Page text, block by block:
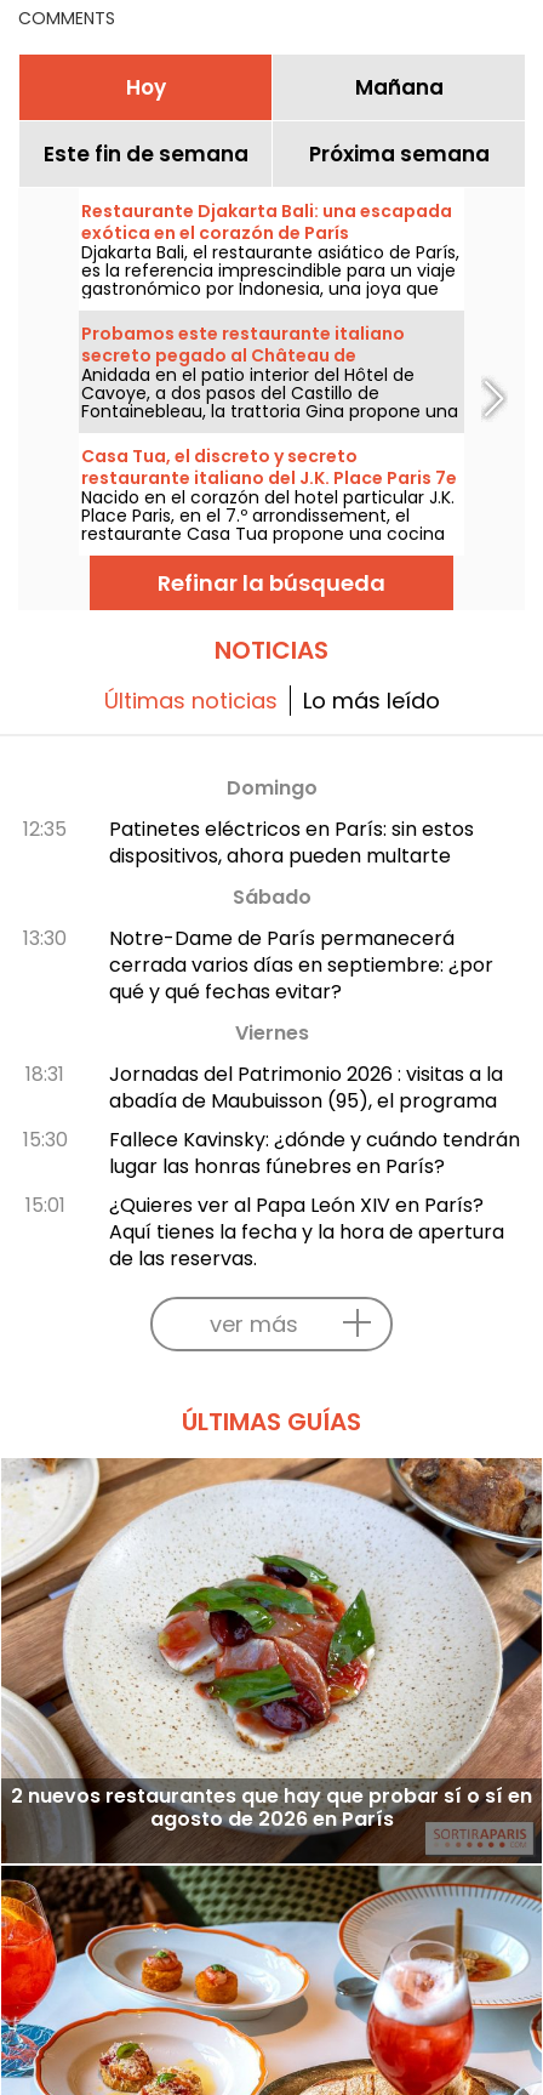
COMMENTS
Hoy Mañana
Este fin de semana Próxima semana
Restaurante Djakarta Bali: una escapada
exótica en el corazón de París
Djakarta Bali, el restaurante asiático de París,
es la referencia imprescindible para un viaje
gastronómico por Indonesia, una joya que
ofrece platos deliciosos preparados en la
pura tradición. Para una inmersión total, los
primeros viernes por la noche de cada mes,
una bailarina con traje tradicional te
transporta a Bali con sus danzas reales y
guerreras, y luego a la isla de Java con
danzas más nobles y pausadas.
Probamos este restaurante italiano
secreto pegado al Château de
Fontainebleau, con terraza y brunch.
Anidada en el patio interior del Hôtel de
Cavoye, a dos pasos del Castillo de
Fontainebleau, la trattoria Gina propone una
cocina italiana generosa firmada por Robin
Sánchez, con una bonita terraza en un
jardín interior y brunch los domingos. Nos
hemos acercado para conocer el lugar y te
contamos todo.
Casa Tua, el discreto y secreto
restaurante italiano del J.K. Place Paris 7e
Nacido en el corazón del hotel particular J.K.
Place Paris, en el 7.º arrondissement, el
restaurante Casa Tua propone una cocina
italiana generosa y refinada, pensada como
una casa. Una agradable dirección
confidencial de la orilla izquierda para una
pausa tranquila.
Refinar la búsqueda
NOTICIAS
Últimas noticias Lo más leído
Domingo
12:35
Patinetes eléctricos en París: sin estos
dispositivos, ahora pueden multarte
Sábado
13:30
Notre-Dame de París permanecerá
cerrada varios días en septiembre: ¿por
qué y qué fechas evitar?
Viernes
18:31
Jornadas del Patrimonio 2026 : visitas a la
abadía de Maubuisson (95), el programa
15:30
Fallece Kavinsky: ¿dónde y cuándo tendrán
lugar las honras fúnebres en París?
15:01
¿Quieres ver al Papa León XIV en París?
Aquí tienes la fecha y la hora de apertura
de las reservas.
ver más
ÚLTIMAS GUÍAS
2 nuevos restaurantes que hay que probar sí o sí en
agosto de 2026 en París